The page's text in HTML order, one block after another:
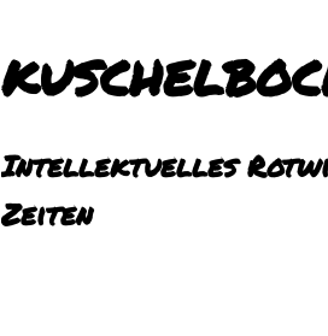
Intellektuelles
Zeiten